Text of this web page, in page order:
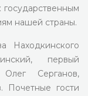
нашей страны.
Находкинского
первый
Серганов,
Почетные гости